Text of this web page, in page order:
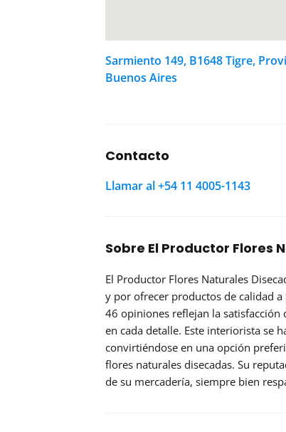
Sarmiento 149, B1648 Tigre,
Buenos Aires
Contacto
Llamar al +54 11 4005-1143
Sobre El Productor Flores
El Productor Flores Naturales
y por ofrecer productos de calidad a
46 opiniones reflejan la satisfacción
en cada detalle. Este interiorista se
convirtiéndose en una opción
flores naturales disecadas. Su
de su mercadería, siempre bien